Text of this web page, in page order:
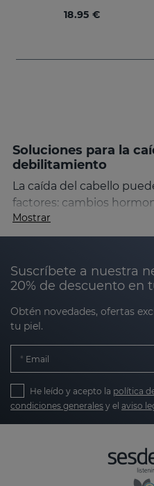
18.95 €
Soluciones para la
debilitamiento
La caída del cabello
factores: cambios
estacional, postparto o
porcentaje de cabellos
el pelo pierde densidad,
La línea SESKAVEL
ayudar a:
Fortalecer el folículo
Mejorar la
cabelludo
Estimular el
Reducir la caída
Mostrar
Suscríbete a nuestra
20% de descuento en
Obtén novedades, ofertas
tu piel.
Email
He leído y acepto la política
condiciones generales y el aviso